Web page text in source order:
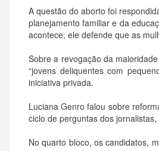
A questão do aborto foi
planejamento familiar e da
acontece, ele defende que as
Sobre a revogação da
“jovens deliquentes com
iniciativa privada.
Luciana Genro falou sobre
ciclo de perguntas dos
No quarto bloco, os candidatos,